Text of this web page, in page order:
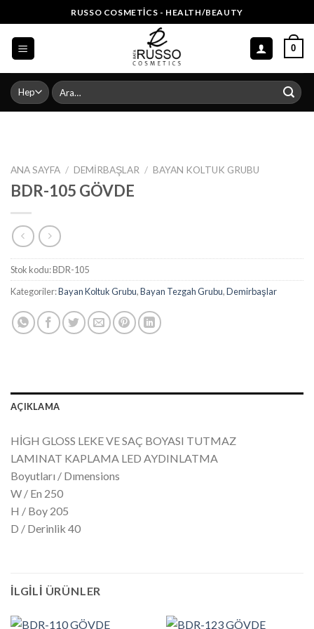
to
content
RUSSO COSMETICS - HEALTH/BEAUTY
0
Ara:
ANA SAYFA / DEMIRBAŞLAR / BAYAN KOLTUK GRUBU
BDR-105 GÖVDE
Stok kodu:BDR-105
Kategoriler:Bayan Koltuk Grubu,Bayan Tezgah Grubu,Demirbaşlar
AÇIKLAMA
HİGH GLOSS LEKE VE SAÇ BOYASI TUTMAZ
LAMINAT KAPLAMA LED AYDINLATMA
Boyutları / Dımensions
W / En 250
H / Boy 205
D / Derinlik 40
İLGILI ÜRÜNLER